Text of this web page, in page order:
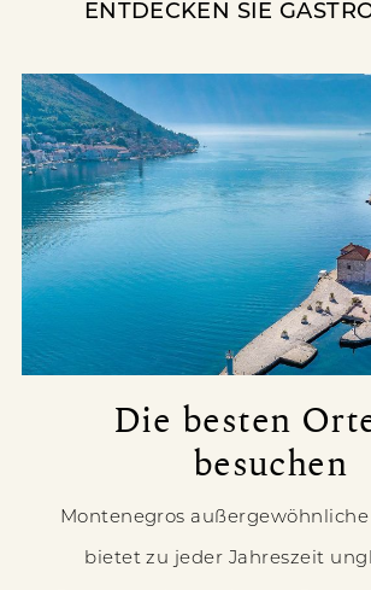
ENTDECKEN SIE
Die besten
besuchen
Montenegros
bietet zu jeder Jahreszeit